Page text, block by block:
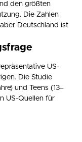
den größten
Die Zahlen
Deutschland ist
US-
Die Studie
und Teens (13–
US-Quellen für